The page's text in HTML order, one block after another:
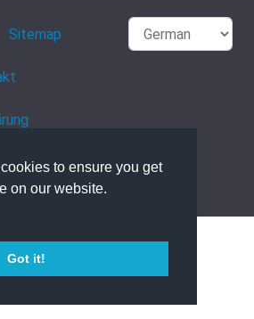
to ensure you get
on our website.
Got it!
Sitemap
❤️ and ☕️ byphpMyFAQ